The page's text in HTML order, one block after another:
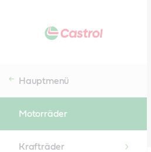
Hauptmenü
Motorräder
Krafträder